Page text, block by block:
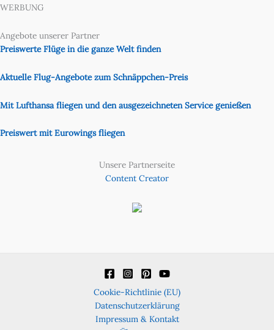
WERBUNG
Angebote unserer Partner
Preiswerte Flüge in die ganze Welt finden
Aktuelle Flug-Angebote zum Schnäppchen-Preis
Mit Lufthansa fliegen und den ausgezeichneten Service genießen
Preiswert mit Eurowings fliegen
Unsere Partnerseite
Content Creator
Cookie-Richtlinie (EU)
Datenschutzerklärung
Impressum & Kontakt